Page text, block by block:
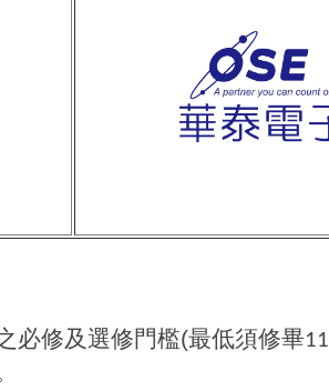
必修及選修門檻(最低須修畢11